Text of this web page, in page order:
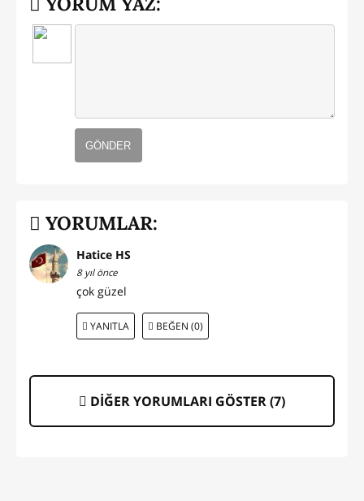
GÖNDER
YORUMLAR:
Hatice HS
8 yıl önce
çok güzel
YANITLA BEĞEN (0)
DİĞER YORUMLARI GÖSTER (7)